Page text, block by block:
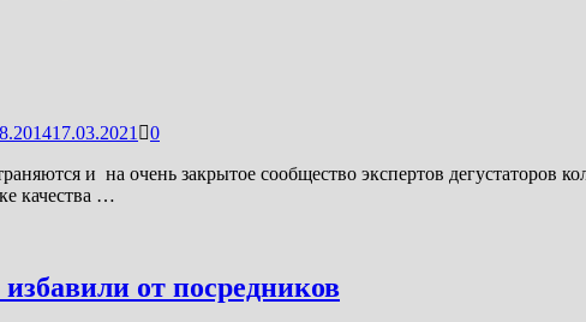
17.03.2021
0
и на очень закрытое сообщество экспертов
качества …
от посредников